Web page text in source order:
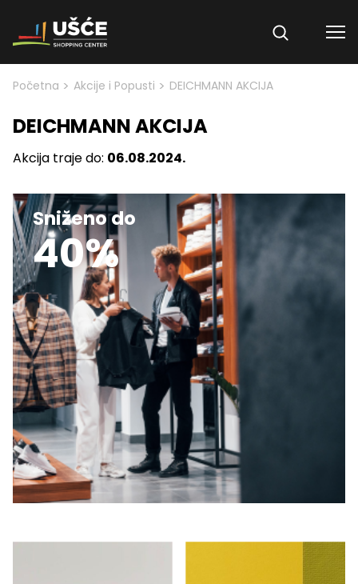
Skip to content
Početna > Akcije i Popusti > DEICHMANN AKCIJA
DEICHMANN AKCIJA
Akcija traje do: 06.08.2024.
Sniženo do
40%